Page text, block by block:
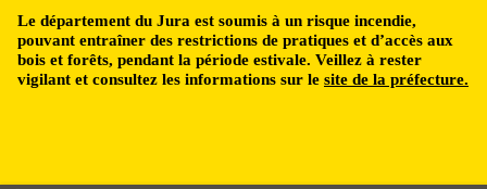
Le département du Jura est soumis à un risque incendie,
pouvant entraîner des restrictions de pratiques et d’accès aux
bois et forêts, pendant la période estivale. Veillez à rester
vigilant et consultez les informations sur le site de la préfecture.